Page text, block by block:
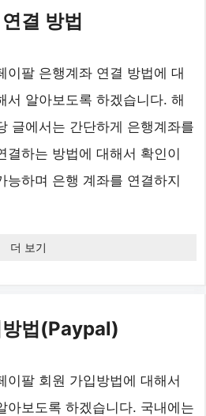
결 방법
이팔 은행계좌 연결 방법에 대
서 알아보도록 하겠습니다. 해
글에서는 간단하게 은행계좌를
결하는 방법에 대해서 확인이
능하며 은행 계좌를 연결하지
더 보기
방법(Paypal)
이팔 회원 가입방법에 대해서
아보도록 하겠습니다. 국내에는